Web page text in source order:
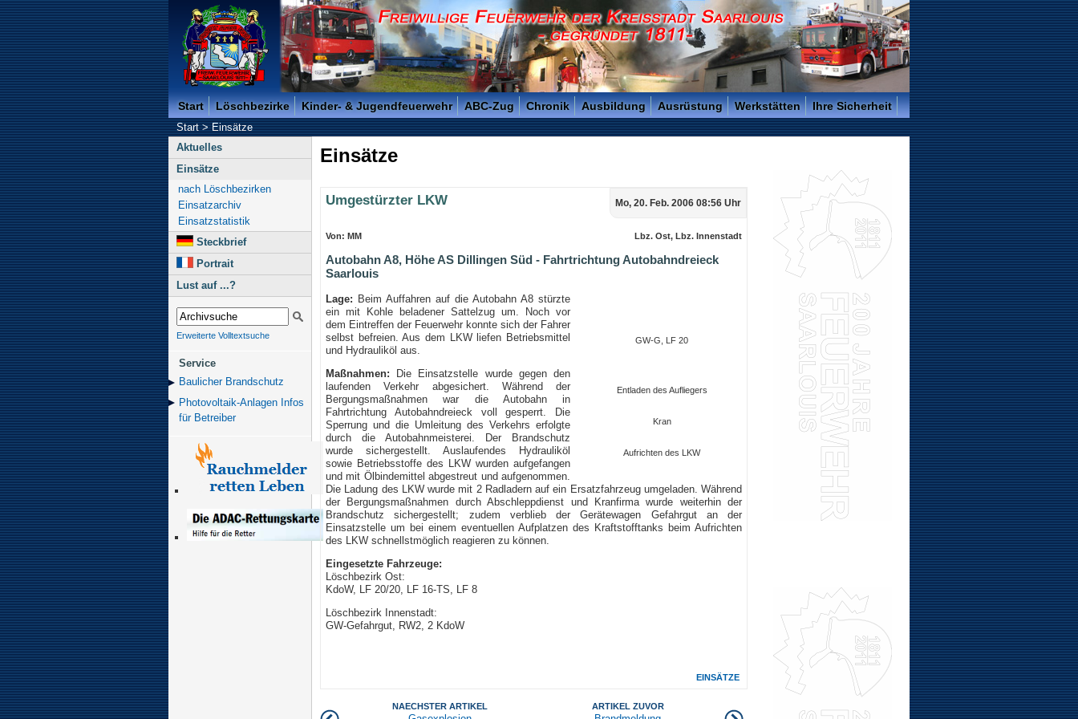
Freiwillige Feuerwehr der Kreisstadt Saarlouis - Gegründet 1811 -
Start Löschbezirke Kinder- & Jugendfeuerwehr ABC-Zug Chronik Ausbildung Ausrüstung Werkstätten Ihre Sicherheit
Start>Einsätze
Aktuelles
Einsätze
nach Löschbezirken
Einsatzarchiv
Einsatzstatistik
Steckbrief
Portrait
Lust auf ...?
Erweiterte Volltextsuche
Service
Baulicher Brand­schutz
Photovoltaik-Anlagen Infos
für Betreiber
Einsätze
Mo, 20. Feb. 2006 08:56 Uhr
Umgestürzter LKW
Lbz. Ost, Lbz. Innenstadt
Von: MM
Autobahn A8, Höhe AS Dillingen Süd - Fahrtrichtung Autobahndreieck
Saarlouis
GW-G, LF 20
Entladen des Aufliegers
Kran
Aufrichten des LKW
Lage: Beim Auffahren auf die Autobahn A8 stürzte
ein mit Kohle beladener Sattelzug um. Noch vor
dem Eintreffen der Feuerwehr konnte sich der Fahrer
selbst befreien. Aus dem LKW liefen Betriebsmittel
und Hydrauliköl aus.
Maßnahmen: Die Einsatzstelle wurde gegen den
laufenden Verkehr abgesichert. Während der
Bergungsmaßnahmen war die Autobahn in
Fahrtrichtung Autobahndreieck voll gesperrt. Die
Sperrung und die Umleitung des Verkehrs erfolgte
durch die Autobahnmeisterei. Der Brandschutz
wurde sichergestellt. Auslaufendes Hydrauliköl
sowie Betriebsstoffe des LKW wurden aufgefangen
und mit Ölbindemittel abgestreut und aufgenommen.
Die Ladung des LKW wurde mit 2 Radladern auf ein Ersatzfahrzeug umgeladen. Während
der Bergungsmaßnahmen durch Abschleppdienst und Kranfirma wurde weiterhin der
Brandschutz sichergestellt; zudem verblieb der Gerätewagen Gefahrgut an der
Einsatzstelle um bei einem eventuellen Aufplatzen des Kraftstofftanks beim Aufrichten
des LKW schnellstmöglich reagieren zu können.
Eingesetzte Fahrzeuge:
Löschbezirk Ost:
KdoW, LF 20/20, LF 16-TS, LF 8
Löschbezirk Innenstadt:
GW-Gefahrgut, RW2, 2 KdoW
EINSÄTZE
ARTIKEL ZUVOR
NAECHSTER ARTIKEL